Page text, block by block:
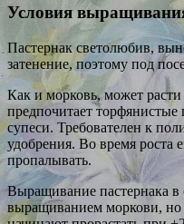
Условия
Пастернак светолюбив,
затенение, поэтому под
Как и морковь, может
предпочитает
супеси. Требователен к
удобрения. Во время роста
пропалывать.
Выращивание пастернака в
выращиванием моркови, но